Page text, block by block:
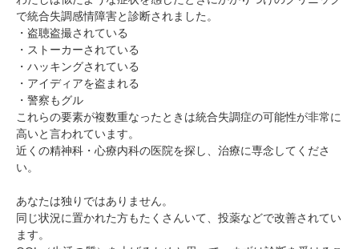
で統合失調感情障害と診断されました。
・盗聴盗撮されている
・ストーカーされている
・ハッキングされている
・アイディアを盗まれる
・警察もグル
これらの要素が複数重なったときは統合失調症の可能性が非常に
高いと言われています。
近くの精神科・心療内科の医院を探し、治療に専念してくださ
い。
あなたは独りではありません。
同じ状況に置かれた方もたくさんいて、投薬などで改善されてい
ます。